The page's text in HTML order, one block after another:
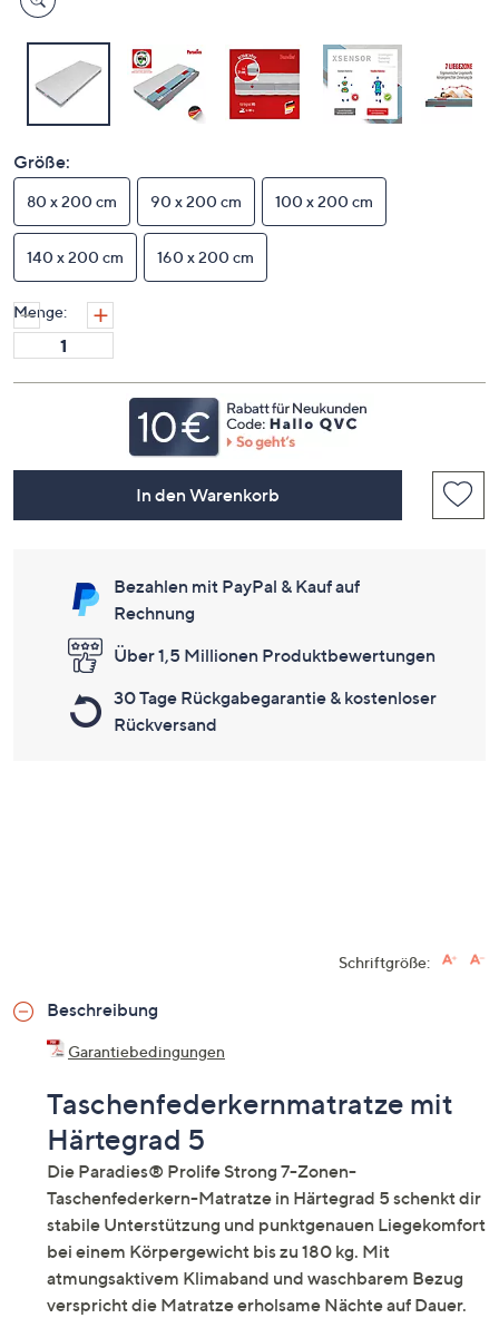
Größe:
80 x 200 cm 90 x 200 cm 100 x 200 cm
140 x 200 cm 160 x 200 cm
Menge:
In den Warenkorb
Bezahlen mit PayPal & Kauf auf
Rechnung
Über 1,5 Millionen Produktbewertungen
30 Tage Rückgabegarantie & kostenloser
Rückversand
Schriftgröße:
Beschreibung
Garantiebedingungen
Taschenfederkernmatratze mit
Härtegrad 5
Die Paradies® Prolife Strong 7-Zonen-
Taschenfederkern-Matratze in Härtegrad 5 schenkt dir
stabile Unterstützung und punktgenauen Liegekomfort
bei einem Körpergewicht bis zu 180 kg. Mit
atmungsaktivem Klimaband und waschbarem Bezug
verspricht die Matratze erholsame Nächte auf Dauer.